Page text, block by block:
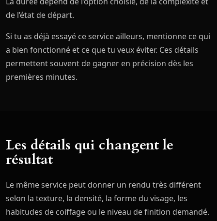
de l’état de départ.
Si tu as déjà essayé ce service ailleurs, mentionne ce qui
a bien fonctionné et ce que tu veux éviter. Ces détails
permettent souvent de gagner en précision dès les
premières minutes.
Les détails qui changent le
résultat
Le même service peut donner un rendu très différent
selon la texture, la densité, la forme du visage, les
habitudes de coiffage ou le niveau de finition demandé.